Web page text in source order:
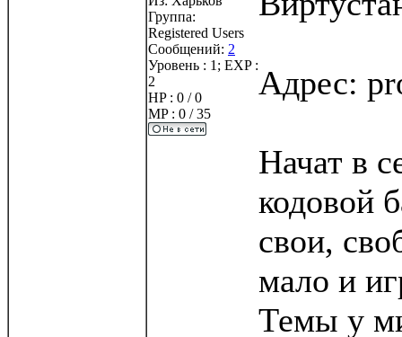
Группа:
Registered Users
Сообщений: 2
Уровень : 1; EXP :
2
HP : 0 / 0
MP : 0 / 35
Адрес:
Начат в
кодовой
свои,
мало и
Темы у